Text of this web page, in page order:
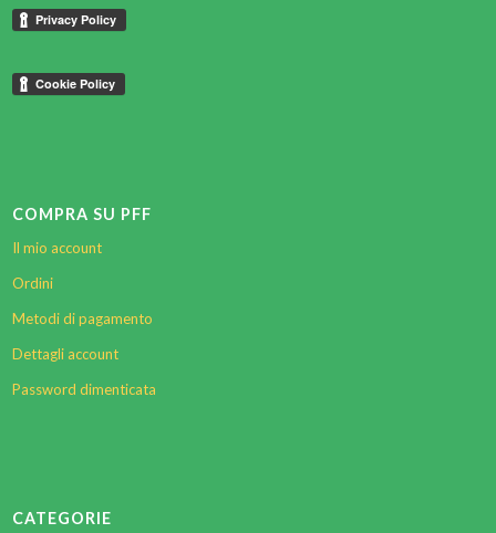
COMPRA SU PFF
Il mio account
Ordini
Metodi di pagamento
Dettagli account
Password dimenticata
CATEGORIE